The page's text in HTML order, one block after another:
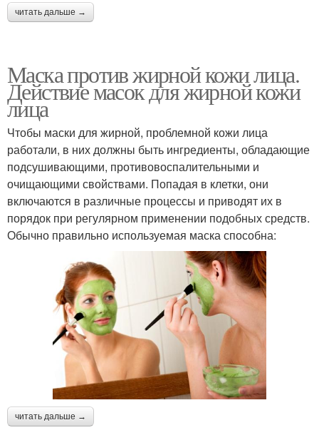
читать дальше →
Маска против жирной кожи лица.
Действие масок для жирной кожи
лица
Чтобы маски для жирной, проблемной кожи лица
работали, в них должны быть ингредиенты, обладающие
подсушивающими, противовоспалительными и
очищающими свойствами. Попадая в клетки, они
включаются в различные процессы и приводят их в
порядок при регулярном применении подобных средств.
Обычно правильно используемая маска способна:
читать дальше →